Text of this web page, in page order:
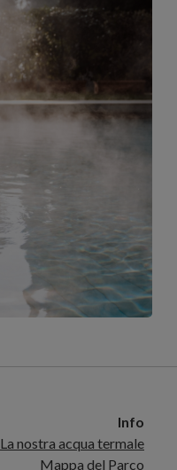
Info
La nostra acqua termale
Mappa del Parco